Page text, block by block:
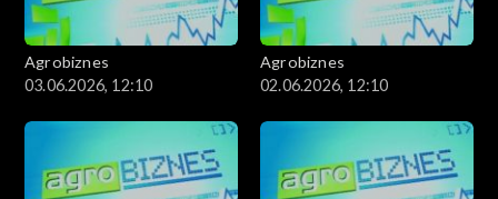
Agrobiznes
03.06.2026, 12:10
Agrobiznes
02.06.2026, 12:10